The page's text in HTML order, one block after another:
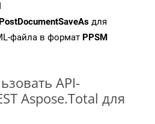
для
файла в формат PPSM
API-
Aspose.Total для